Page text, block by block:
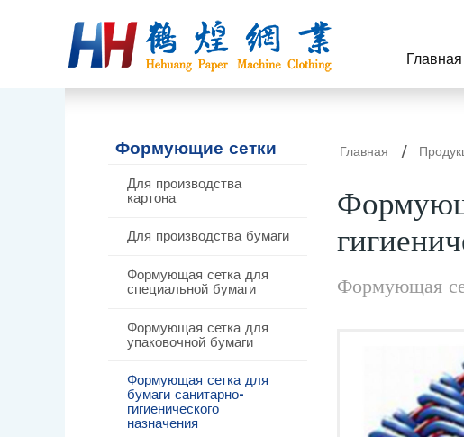
Главная
Главная
Формующая
Формующие сетки
Для производства
картона
Для производства бумаги
Формующая сетка для
специальной бумаги
Формующая сетка для
упаковочной бумаги
Формующая сетка для
бумаги санитарно-
гигиенического
назначения